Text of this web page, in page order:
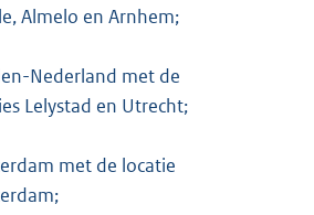
Almelo en Arnhem;
Nederland met de
Lelystad en Utrecht;
met de locatie